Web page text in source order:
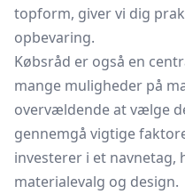
topform, giver vi dig
opbevaring.
Købsråd er også en
mange muligheder på
overvældende at vælge
gennemgå vigtige
investerer i et navnetag,
materialevalg og design.